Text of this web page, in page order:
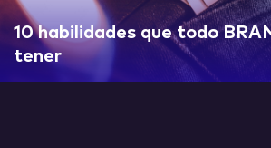
10 habilidades que todo
tener
ABOUT